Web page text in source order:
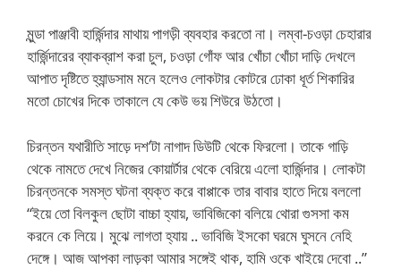
মুন্ডা পাঞ্জাবী হার্জিন্দার মাথায় পাগড়ী ব্যবহার করতো না। লম্বা-চওড়া চেহারার
হার্জিন্দারের ব্যাকব্রাশ করা চুল, চওড়া গোঁফ আর খোঁচা খোঁচা দাড়ি দেখলে
আপাত দৃষ্টিতে হ্যান্ডসাম মনে হলেও লোকটার কোটরে ঢোকা ধূর্ত শিকারির
মতো চোখের দিকে তাকালে যে কেউ ভয় শিউরে উঠতো।
চিরন্তন যথারীতি সাড়ে দশ’টা নাগাদ ডিউটি থেকে ফিরলো। তাকে গাড়ি
থেকে নামতে দেখে নিজের কোয়ার্টার থেকে বেরিয়ে এলো হার্জিন্দার। লোকটা
চিরন্তনকে সমস্ত ঘটনা ব্যক্ত করে বাপ্পাকে তার বাবার হাতে দিয়ে বললো
“ইয়ে তো বিলকুল ছোটা বাচ্চা হ্যায়, ভাবিজিকো বলিয়ে থোরা গুসসা কম
করনে কে লিয়ে। মুঝে লাগতা হ্যায় .. ভাবিজি ইসকো ঘরমে ঘুসনে নেহি
দেঙ্গে। আজ আপকা লাড়কা আমার সঙ্গেই থাক, হামি ওকে খাইয়ে দেবো ..”